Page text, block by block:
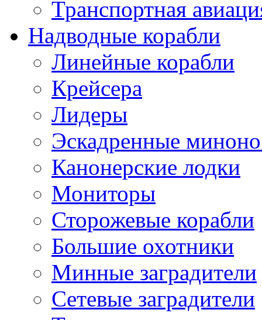
Транспортная
Надводные корабли
Линейные корабли
Крейсера
Лидеры
Эскадренные
Канонерские лодки
Мониторы
Сторожевые корабли
Большие охотники
Минные заградители
Сетевые заградители